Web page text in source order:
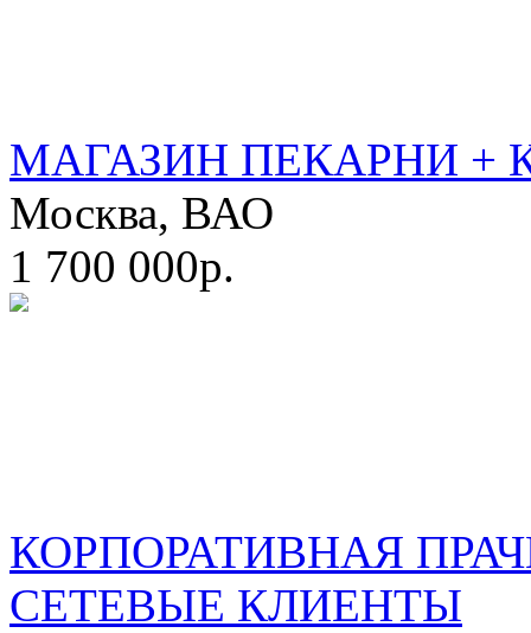
МАГАЗИН ПЕКАРНИ +
Москва, ВАО
1 700 000р.
КОРПОРАТИВНАЯ
СЕТЕВЫЕ КЛИЕНТЫ